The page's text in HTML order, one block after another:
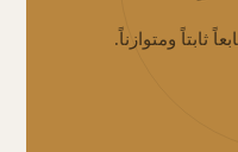
ثابتاً ومتوازناً.